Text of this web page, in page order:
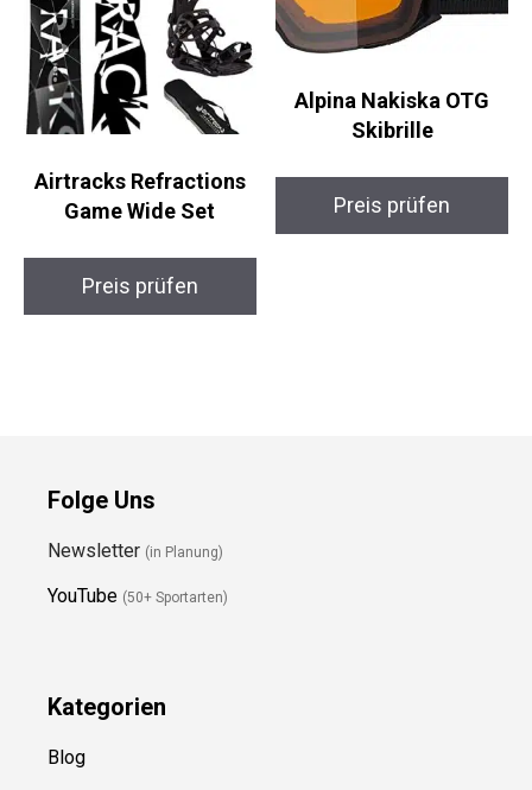
Game Wide Set
Alpina Nakiska OTG
Skibrille
Folge Uns